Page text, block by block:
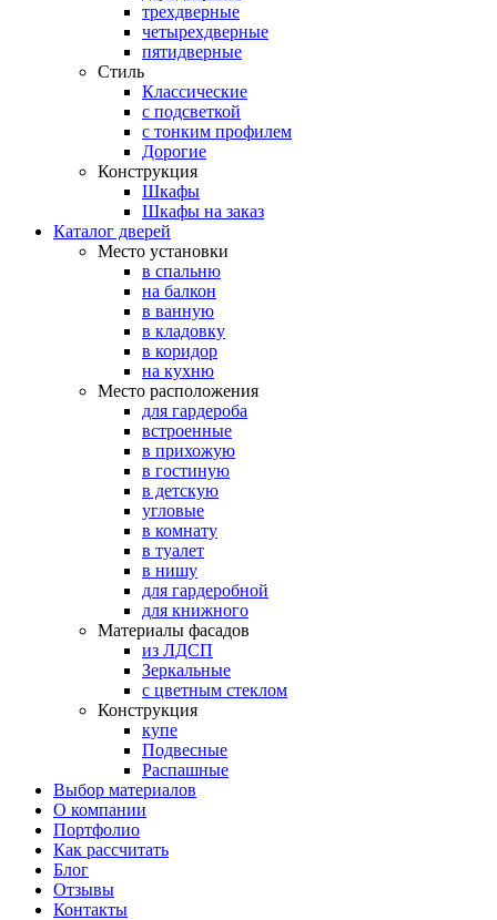
трехдверные
четырехдверные
пятидверные
Стиль
Классические
с подсветкой
с тонким профилем
Дорогие
Конструкция
Шкафы
Шкафы на заказ
Каталог дверей
Место установки
в спальню
на балкон
в ванную
в кладовку
в коридор
на кухню
Место расположения
для гардероба
встроенные
в прихожую
в гостиную
в детскую
угловые
в комнату
в туалет
в нишу
для гардеробной
для книжного
Материалы фасадов
из ЛДСП
Зеркальные
с цветным стеклом
Конструкция
купе
Подвесные
Распашные
Выбор материалов
О компании
Портфолио
Как рассчитать
Блог
Отзывы
Контакты